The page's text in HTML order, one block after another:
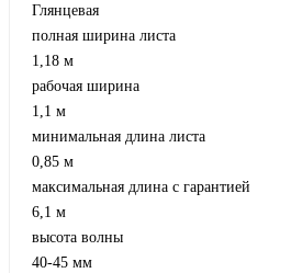
Глянцевая
полная ширина листа
1,18 м
рабочая ширина
1,1 м
минимальная длина листа
0,85 м
максимальная длина с гарантией
6,1 м
высота волны
40-45 мм